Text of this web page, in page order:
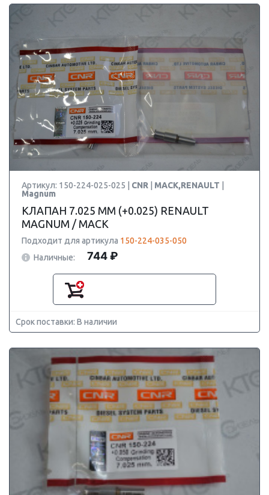
Артикул: 150-224-025-025 | CNR MACK,RENAULT
Magnum
КЛАПАН 7.025 ММ (+0.025) RENAULT
MAGNUM / MACK
Подходит для артикула 150-224-035-050
Наличные:
744 ₽
Срок поставки: В наличии